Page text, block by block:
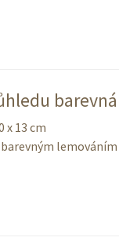
barevná
x 13 cm